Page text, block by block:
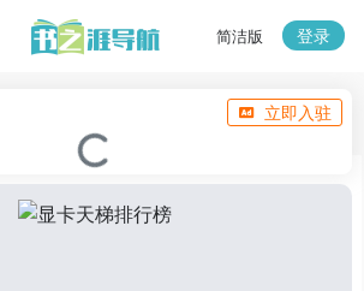
简洁版 登录
立即入驻